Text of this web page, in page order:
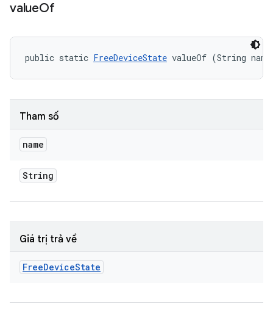
valueOf
public static FreeDeviceState valueOf (String
Tham số
name
String
Giá trị trả về
FreeDeviceState